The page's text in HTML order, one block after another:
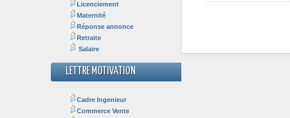
Licenciement
Maternité
Réponse annonce
Retraite
Salaire
LETTRE MOTIVATION
Cadre Ingenieur
Commerce Vente